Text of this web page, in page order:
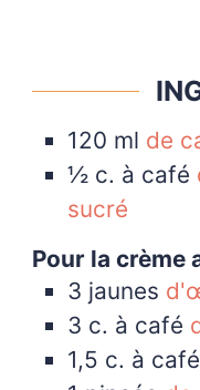
120 ml de
½ c. à café
sucré
Pour la crème
3 jaunes
3 c. à café
1,5 c. à café